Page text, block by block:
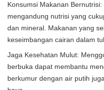
Konsumsi Makanan
mengandung nutrisi yang
dan mineral. Makanan yang
keseimbangan cairan dalam
Jaga Kesehatan Mulut:
berbuka dapat membantu
berkumur dengan air putih